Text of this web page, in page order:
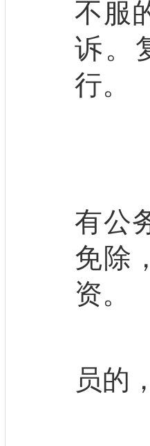
不服
诉。
行。
有公
免除
资。
员的